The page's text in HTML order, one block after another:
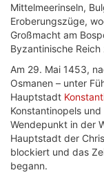
Mittelmeerinseln,
Eroberungszüge,
Großmacht am
Byzantinische
Am 29. Mai 1453,
Osmanen – unter
Hauptstadt
Konstantinopels
Wendepunkt in der
Hauptstadt der
blockiert und das
begann.